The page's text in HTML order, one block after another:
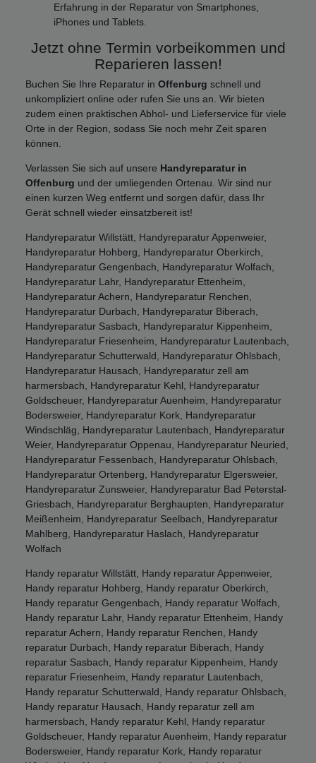
Erfahrung in der Reparatur von Smartphones,
iPhones und Tablets.
Jetzt ohne Termin vorbeikommen und
Reparieren lassen!
Buchen Sie Ihre Reparatur in Offenburg schnell und
unkompliziert online oder rufen Sie uns an. Wir bieten
zudem einen praktischen Abhol- und Lieferservice für viele
Orte in der Region, sodass Sie noch mehr Zeit sparen
können.
Verlassen Sie sich auf unsere Handyreparatur in
Offenburg und der umliegenden Ortenau. Wir sind nur
einen kurzen Weg entfernt und sorgen dafür, dass Ihr
Gerät schnell wieder einsatzbereit ist!
Handyreparatur Willstätt, Handyreparatur Appenweier,
Handyreparatur Hohberg, Handyreparatur Oberkirch,
Handyreparatur Gengenbach, Handyreparatur Wolfach,
Handyreparatur Lahr, Handyreparatur Ettenheim,
Handyreparatur Achern, Handyreparatur Renchen,
Handyreparatur Durbach, Handyreparatur Biberach,
Handyreparatur Sasbach, Handyreparatur Kippenheim,
Handyreparatur Friesenheim, Handyreparatur Lautenbach,
Handyreparatur Schutterwald, Handyreparatur Ohlsbach,
Handyreparatur Hausach, Handyreparatur zell am
harmersbach, Handyreparatur Kehl, Handyreparatur
Goldscheuer, Handyreparatur Auenheim, Handyreparatur
Bodersweier, Handyreparatur Kork, Handyreparatur
Windschläg, Handyreparatur Lautenbach, Handyreparatur
Weier, Handyreparatur Oppenau, Handyreparatur Neuried,
Handyreparatur Fessenbach, Handyreparatur Ohlsbach,
Handyreparatur Ortenberg, Handyreparatur Elgersweier,
Handyreparatur Zunsweier, Handyreparatur Bad Peterstal-
Griesbach, Handyreparatur Berghaupten, Handyreparatur
Meißenheim, Handyreparatur Seelbach, Handyreparatur
Mahlberg, Handyreparatur Haslach, Handyreparatur
Wolfach
Handy reparatur Willstätt, Handy reparatur Appenweier,
Handy reparatur Hohberg, Handy reparatur Oberkirch,
Handy reparatur Gengenbach, Handy reparatur Wolfach,
Handy reparatur Lahr, Handy reparatur Ettenheim, Handy
reparatur Achern, Handy reparatur Renchen, Handy
reparatur Durbach, Handy reparatur Biberach, Handy
reparatur Sasbach, Handy reparatur Kippenheim, Handy
reparatur Friesenheim, Handy reparatur Lautenbach,
Handy reparatur Schutterwald, Handy reparatur Ohlsbach,
Handy reparatur Hausach, Handy reparatur zell am
harmersbach, Handy reparatur Kehl, Handy reparatur
Goldscheuer, Handy reparatur Auenheim, Handy reparatur
Bodersweier, Handy reparatur Kork, Handy reparatur